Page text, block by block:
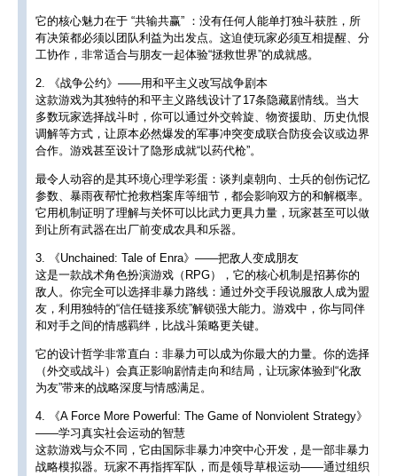
它的核心魅力在于 “共输共赢” ：没有任何人能单打独斗获胜，所
有决策都必须以团队利益为出发点。这迫使玩家必须互相提醒、分
工协作，非常适合与朋友一起体验“拯救世界”的成就感。
2. 《战争公约》——用和平主义改写战争剧本
这款游戏为其独特的和平主义路线设计了17条隐藏剧情线。当大
多数玩家选择战斗时，你可以通过外交斡旋、物资援助、历史仇恨
调解等方式，让原本必然爆发的军事冲突变成联合防疫会议或边界
合作。游戏甚至设计了隐形成就“以药代枪”。
最令人动容的是其环境心理学彩蛋：谈判桌朝向、士兵的创伤记忆
参数、暴雨夜帮忙抢救档案库等细节，都会影响双方的和解概率。
它用机制证明了理解与关怀可以比武力更具力量，玩家甚至可以做
到让所有武器在出厂前变成农具和乐器。
3. 《Unchained: Tale of Enra》——把敌人变成朋友
这是一款战术角色扮演游戏（RPG），它的核心机制是招募你的
敌人。你完全可以选择非暴力路线：通过外交手段说服敌人成为盟
友，利用独特的“信任链接系统”解锁强大能力。游戏中，你与同伴
和对手之间的情感羁绊，比战斗策略更关键。
它的设计哲学非常直白：非暴力可以成为你最大的力量。你的选择
（外交或战斗）会真正影响剧情走向和结局，让玩家体验到“化敌
为友”带来的战略深度与情感满足。
4. 《A Force More Powerful: The Game of Nonviolent Strategy》
——学习真实社会运动的智慧
这款游戏与众不同，它由国际非暴力冲突中心开发，是一部非暴力
战略模拟器。玩家不再指挥军队，而是领导草根运动——通过组织